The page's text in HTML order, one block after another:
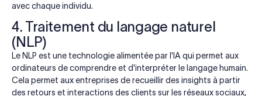
avec chaque individu.
4. Traitement du langage naturel
(NLP)
Le NLP est une technologie alimentée par l'IA qui permet aux
ordinateurs de comprendre et d'interpréter le langage humain.
Cela permet aux entreprises de recueillir des insights à partir
des retours et interactions des clients sur les réseaux sociaux,